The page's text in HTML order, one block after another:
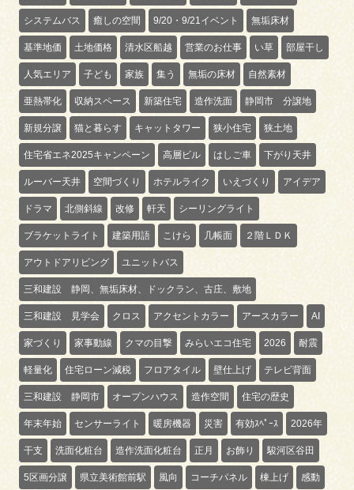
システムバス 癒しの空間 9/20・9/21イベント 無垢床材
基準地価 土地価格 清水区船越 営業のお仕事 い草 部屋干し
人気エリア 子ども 家族 集う 無垢の床材 自然素材
亜熱帯化 収納スペース 新築住宅 造作洗面 静岡市 分譲地
新規分譲 猫と暮らす キャットタワー 狭小住宅 狭土地
住宅省エネ2025キャンペーン 高層ビル はしご車 下がり天井
ルーバー天井 空間づくり ホテルライク いえづくり アイデア
ドラマ 北側斜線 改修 軒天 シーリングライト
ブラケットライト 建築用語 こけら 几帳面 ２階ＬＤＫ
アウトドアリビング ユニットバス
三和建設 静岡、無垢床材、ドックラン、古庄、敷地
三和建設 見学会 クロス アクセントカラー アースカラー AI
家づくり 家事動線 クマの目撃 みらいエコ住宅 2026 耐震
軽量化 住宅ローン減税 フロアタイル 壁仕上げ テレビ背面
三和建設 静岡市 オープンハウス 造作空間 住宅の歴史
年末年始 センサーライト 暖房機器 災害 有効ｽﾍﾟｰｽ 2026年
干支 洗面化粧台 造作洗面化粧台 正月 お飾り 駿河区谷田
5区画分譲 県立美術館前駅 風向 コーチパネル 棟上げ 感動